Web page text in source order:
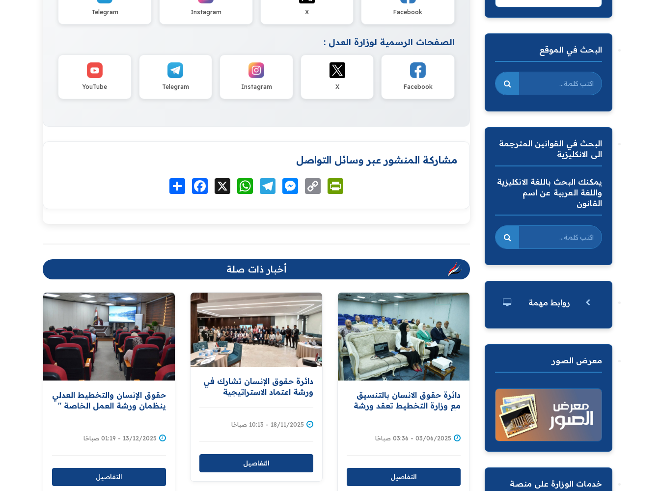
Facebook
X
Instagram
Telegram
الصفحات الرسمية لوزارة العدل :
Facebook
X
Instagram
Telegram
YouTube
مشاركة المنشور عبر وسائل التواصل
انشر Facebook WhatsAppTelegramMessenger
Copy
Link
أخبار ذات صلة
حقوق الإنسان والتخطيط العدلي
ينظمان ورشة العمل الخاصة "
حقوق الإنسان "
13/12/2025 - 01:19 صباحًا
التفاصيل
دائرة حقوق الإنسان تشارك في
ورشة اعتماد الاستراتيجية
المناخي
18/11/2025 - 10:13 صباحًا
التفاصيل
دائرة حقوق الانسان بالتنسيق
مع وزارة التخطيط تعقد ورشة
03/06/2025 - 03:36 صباحًا
التفاصيل
البحث في الموقع
البحث في القوانين المترجمة
الى الانكليزية
يمكنك البحث باللغة الانكليزية
واللغة العربية عن اسم
القانون
روابط مهمة
معرض الصور
خدمات الوزارة على منصة